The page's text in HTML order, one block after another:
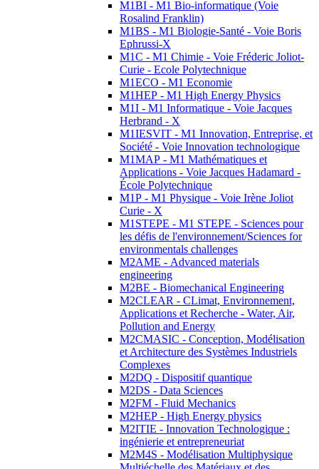
M1BI - M1 Bio-informatique (Voie
Rosalind Franklin)
M1BS - M1 Biologie-Santé - Voie Boris
Ephrussi-X
M1C - M1 Chimie - Voie Fréderic Joliot-
Curie - Ecole Polytechnique
M1ECO - M1 Economie
M1HEP - M1 High Energy Physics
M1I - M1 Informatique - Voie Jacques
Herbrand - X
M1IESVIT - M1 Innovation, Entreprise, et
Société - Voie Innovation technologique
M1MAP - M1 Mathématiques et
Applications - Voie Jacques Hadamard -
École Polytechnique
M1P - M1 Physique - Voie Irène Joliot
Curie - X
M1STEPE - M1 STEPE - Sciences pour
les défis de l'environnement/Sciences for
environmentals challenges
M2AME - Advanced materials
engineering
M2BE - Biomechanical Engineering
M2CLEAR - CLimat, Environnement,
Applications et Recherche - Water, Air,
Pollution and Energy
M2CMASIC - Conception, Modélisation
et Architecture des Systèmes Industriels
Complexes
M2DQ - Dispositif quantique
M2DS - Data Sciences
M2FM - Fluid Mechanics
M2HEP - High Energy physics
M2ITIE - Innovation Technologique :
ingénierie et entrepreneuriat
M2M4S - Modélisation Multiphysique